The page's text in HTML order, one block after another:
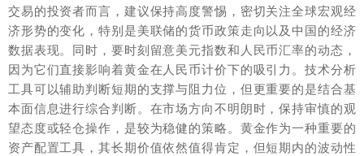
交易的投资者而言，建议保持高度警惕，密切关注全球宏观经
济形势的变化，特别是美联储的货币政策走向以及中国的经济
数据表现。同时，要时刻留意美元指数和人民币汇率的动态，
因为它们直接影响着黄金在人民币计价下的吸引力。技术分析
工具可以辅助判断短期的支撑与阻力位，但更重要的是结合基
本面信息进行综合判断。在市场方向不明朗时，保持审慎的观
望态度或轻仓操作，是较为稳健的策略。黄金作为一种重要的
资产配置工具，其长期价值依然值得肯定，但短期内的波动性